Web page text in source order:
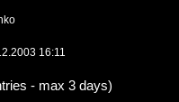
16:11
- max 3 days)